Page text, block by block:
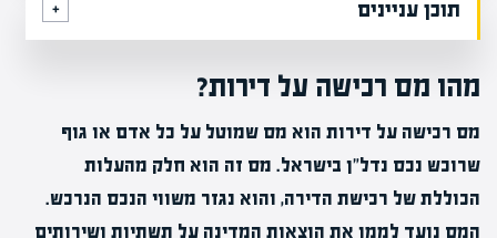
תוכן עניינים
מהו מס רכישה על דירות?
מס רכישה על דירות הוא מס שמוטל על כל אדם או גוף
שרוכש נכס נדל"ן בישראל. מס זה הוא חלק מהעלות
הכוללת של רכישת הדירה, והוא נגזר משווי הנכס הנרכש.
המס נועד לממן את הוצאות המדינה על תשתיות ושירותים